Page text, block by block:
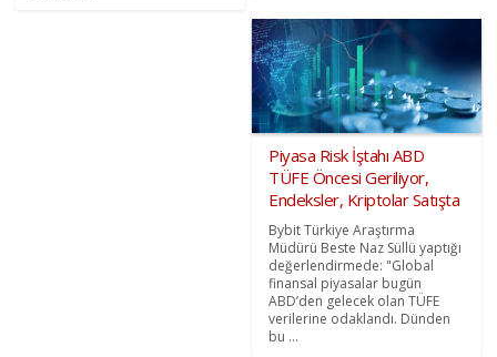
Piyasa Risk İştahı ABD
TÜFE Öncesi Geriliyor,
Endeksler, Kriptolar Satışta
Bybit Türkiye Araştırma
Müdürü Beste Naz Süllü yaptığı
değerlendirmede: "Global
finansal piyasalar bugün
ABD’den gelecek olan TÜFE
verilerine odaklandı. Dünden
bu ...